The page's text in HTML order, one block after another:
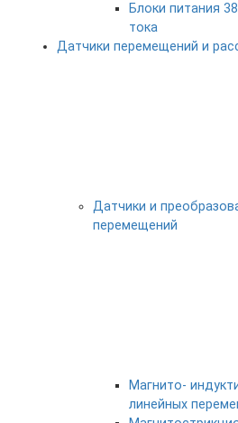
Блоки питания
тока
Датчики перемещений и
Датчики и
перемещений
Магнито-
линейных